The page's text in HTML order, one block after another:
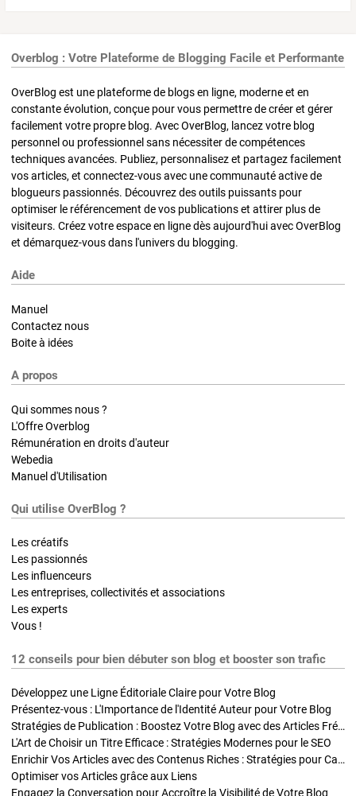
Overblog : Votre Plateforme de Blogging Facile et Performante
OverBlog est une plateforme de blogs en ligne, moderne et en
constante évolution, conçue pour vous permettre de créer et gérer
facilement votre propre blog. Avec OverBlog, lancez votre blog
personnel ou professionnel sans nécessiter de compétences
techniques avancées. Publiez, personnalisez et partagez facilement
vos articles, et connectez-vous avec une communauté active de
blogueurs passionnés. Découvrez des outils puissants pour
optimiser le référencement de vos publications et attirer plus de
visiteurs. Créez votre espace en ligne dès aujourd'hui avec OverBlog
et démarquez-vous dans l'univers du blogging.
Aide
Manuel
Contactez nous
Boite à idées
A propos
Qui sommes nous ?
L'Offre Overblog
Rémunération en droits d'auteur
Webedia
Manuel d'Utilisation
Qui utilise OverBlog ?
Les créatifs
Les passionnés
Les influenceurs
Les entreprises, collectivités et associations
Les experts
Vous !
12 conseils pour bien débuter son blog et booster son trafic
Développez une Ligne Éditoriale Claire pour Votre Blog
Présentez-vous : L'Importance de l'Identité Auteur pour Votre Blog
Stratégies de Publication : Boostez Votre Blog avec des Articles Fréquents et Exclusifs
L'Art de Choisir un Titre Efficace : Stratégies Modernes pour le SEO
Enrichir Vos Articles avec des Contenus Riches : Stratégies pour Captiver et Optimiser
Optimiser vos Articles grâce aux Liens
Engagez la Conversation pour Accroître la Visibilité de Votre Blog